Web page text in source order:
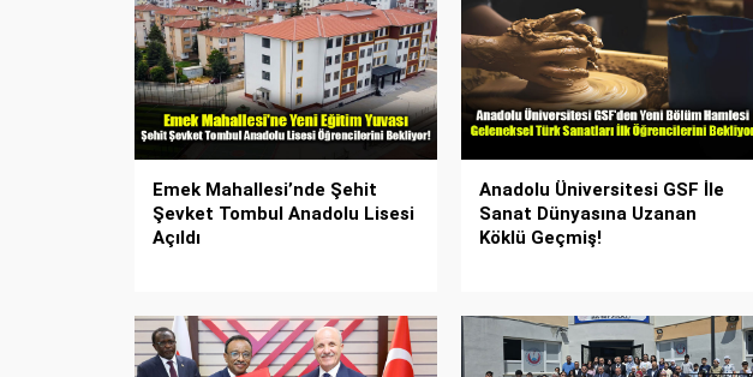
Emek Mahallesi’nde Şehit
Şevket Tombul Anadolu Lisesi
Açıldı
Anadolu Üniversitesi GSF İle
Sanat Dünyasına Uzanan
Köklü Geçmiş!